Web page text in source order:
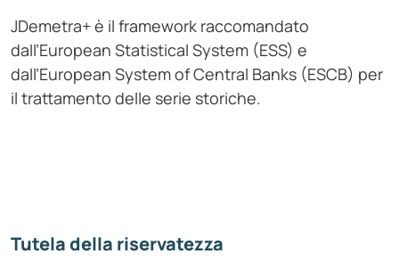
JDemetra+ è il framework raccomandato
dall’European Statistical System (ESS) e
dall’European System of Central Banks (ESCB) per
il trattamento delle serie storiche.
Tutela della riservatezza